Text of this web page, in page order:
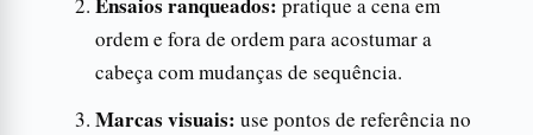
ordem e fora de ordem para acostumar a
cabeça com mudanças de sequência.
Marcas visuais: use pontos de referência no